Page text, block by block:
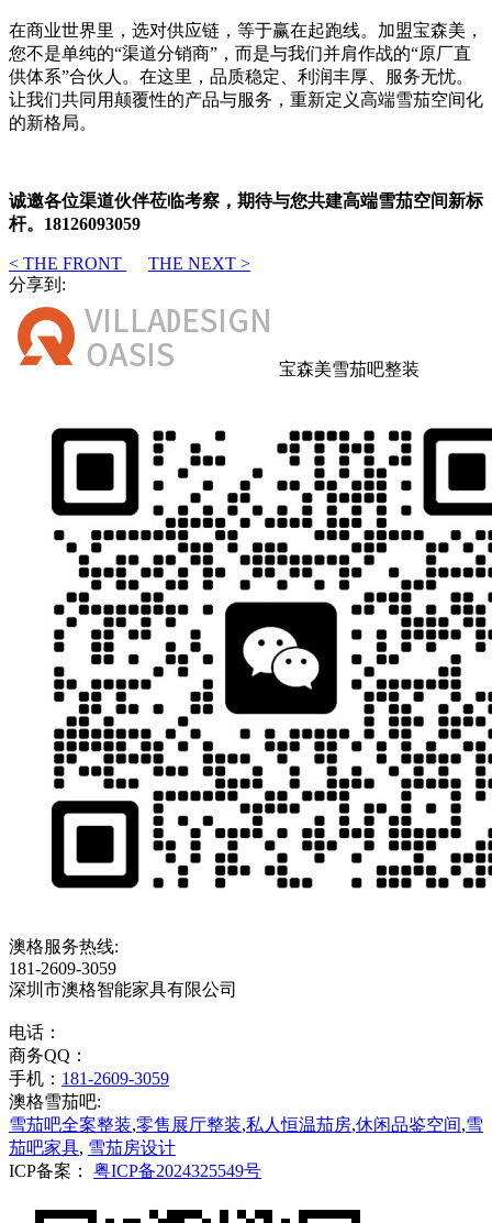
在商业世界里，选对供应链，等于赢在起跑线。加盟宝森美，
您不是单纯的“渠道分销商”，而是与我们并肩作战的“原厂直
供体系”合伙人。在这里，品质稳定、利润丰厚、服务无忧。
让我们共同用颠覆性的产品与服务，重新定义高端雪茄空间化
的新格局。
诚邀各位渠道伙伴莅临考察，期待与您共建高端雪茄空间新标
杆。18126093059
< THE FRONT
THE NEXT >
分享到:
宝森美雪茄吧整装
澳格服务热线:
181-2609-3059
深圳市澳格智能家具有限公司
电话：
商务QQ：
手机： 181-2609-3059
澳格雪茄吧:
雪茄吧全案整装,零售展厅整装,私人恒温茄房,休闲品鉴空间,雪
茄吧家具, 雪茄房设计
ICP备案：
粤ICP备2024325549号